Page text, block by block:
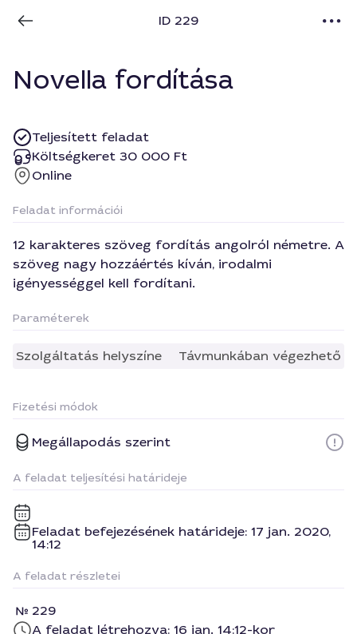
ID 229
Novella fordítása
Teljesített feladat
Költségkeret 30 000 Ft
Online
Feladat információi
12 karakteres szöveg fordítás angolról németre. A
szöveg nagy hozzáértés kíván, irodalmi
igényességgel kell fordítani.
Paraméterek
Szolgáltatás helyszíne Távmunkában végezhető
Fizetési módok
Megállapodás szerint
A feladat teljesítési határideje
Feladat befejezésének határideje: 17 jan. 2020,
14:12
A feladat részletei
229
A feladat létrehozva: 16 jan. 14:12-kor